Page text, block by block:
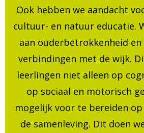
Ook hebben we aandacht
cultuur- en natuur educatie.
aan ouderbetrokkenheid
verbindingen met de wijk.
leerlingen niet alleen op
op sociaal en motorisch
mogelijk voor te bereiden
de samenleving. Dit doen